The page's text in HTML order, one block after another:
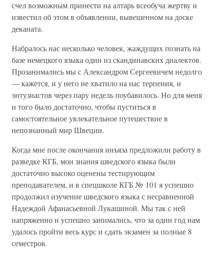
счел возможным принести на алтарь всеобуча жертву и
известил об этом в объявлении, вывешенном на доске
деканата.
Набралось нас несколько человек, жаждущих познать на
базе немецкого языка один из скандинавских диалектов.
Прозанимались мы с Александром Сергеевичем недолго
— кажется, и у него не хватило на нас терпения, и
энтузиастов через пару недель поубавилось. Но для меня
и того было достаточно, чтобы пуститься в
самостоятельное увлекательное путешествие в
непознанный мир Швеции.
Когда мне после окончания инъяза предложили работу в
разведке КГБ, мои знания шведского языка были
достаточно высоко оценены тестирующим
преподавателем, и в спецшколе КГБ № 101 я успешно
продолжил изучение шведского языка с несравненной
Надеждой Афанасьевной Лукашиной. Мы так с ней
напряженно и успешно занимались, что за один год нам
удалось пройти весь курс и сдать экзамен за полные 8
семестров.